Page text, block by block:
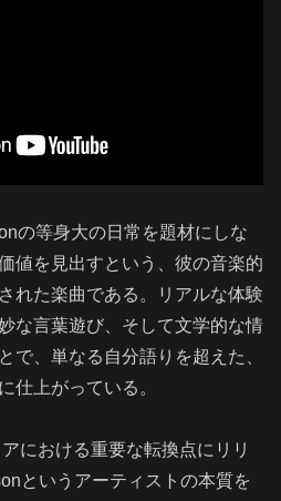
の等身大の日常を題材にしな
値を見出すという、彼の音楽的
れた楽曲である。リアルな体験
な言葉遊び、そして文学的な情
で、単なる自分語りを超えた、
仕上がっている。
における重要な転換点にリリ
というアーティストの本質を